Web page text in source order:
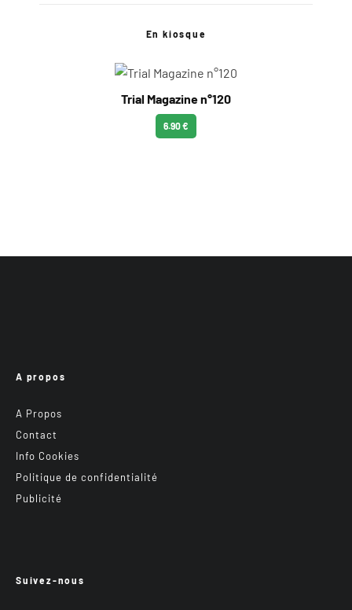
En kiosque
Trial Magazine n°120
6.90 €
A propos
A Propos
Contact
Info Cookies
Politique de confidentialité
Publicité
Suivez-nous